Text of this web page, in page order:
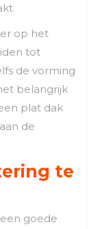
op het
tot
de vorming
belangrijk
plat dak
de
te
goede